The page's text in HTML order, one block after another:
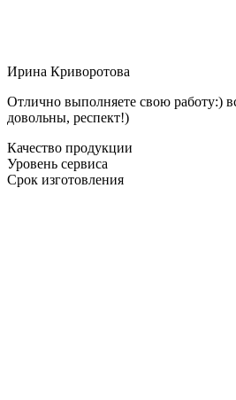
Ирина Криворотова
Отлично выполняете свою работу:)
довольны, респект!)
Качество продукции
Уровень сервиса
Срок изготовления